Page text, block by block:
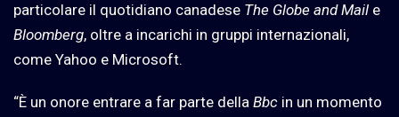
particolare il quotidiano canadese The Globe and Mail e
Bloomberg, oltre a incarichi in gruppi internazionali,
come Yahoo e Microsoft.
“È un onore entrare a far parte della Bbc in un momento